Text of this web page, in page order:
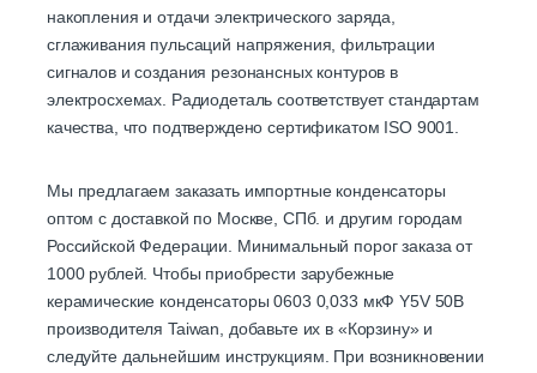
накопления и отдачи электрического заряда,
сглаживания пульсаций напряжения, фильтрации
сигналов и создания резонансных контуров в
электросхемах. Радиодеталь соответствует стандартам
качества, что подтверждено сертификатом ISO 9001.
Мы предлагаем заказать импортные конденсаторы
оптом с доставкой по Москве, СПб. и другим городам
Российской Федерации. Минимальный порог заказа от
1000 рублей. Чтобы приобрести зарубежные
керамические конденсаторы 0603 0,033 мкФ Y5V 50В
производителя Taiwan, добавьте их в «Корзину» и
следуйте дальнейшим инструкциям. При возникновении